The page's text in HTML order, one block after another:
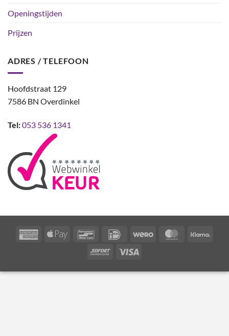
Openingstijden
Prijzen
ADRES / TELEFOON
Hoofdstraat 129
7586 BN Overdinkel
Tel:053 536 1341
AmericanApple
BancontactIDeal Wero MasterCard
Sofort